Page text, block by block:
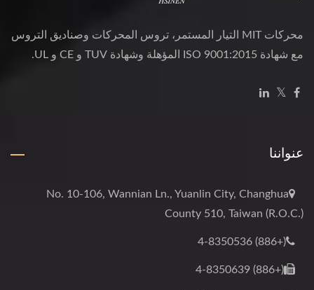
محركات MIT التيار المستمر، تروس المحركات وصناديق التروس
مع شهادة ISO 9001:2015 المؤهلة وشهادة TUV و CE و UL.
عنواننا
No. 10-106, Wannian Ln., Yuanlin City, Changhua
County 510, Taiwan (R.O.C.)
(+886) 4-8350536
(+886) 4-8350639